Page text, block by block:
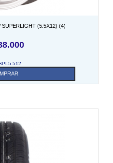
SUPERLIGHT (5.5X12) (4)